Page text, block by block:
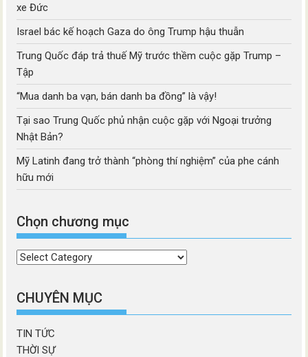
xe Đức
Israel bác kế hoạch Gaza do ông Trump hậu thuẫn
Trung Quốc đáp trả thuế Mỹ trước thềm cuộc gặp Trump –
Tập
“Mua danh ba vạn, bán danh ba đồng” là vậy!
Tại sao Trung Quốc phủ nhận cuộc gặp với Ngoại trưởng
Nhật Bản?
Mỹ Latinh đang trở thành “phòng thí nghiệm” của phe cánh
hữu mới
Chọn chương mục
Chọn
mục
CHUYÊN MỤC
TIN TỨC
THỜI SỰ